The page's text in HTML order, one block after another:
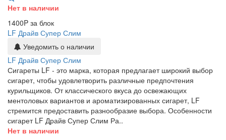
Нет в наличии
1400P за блок
LF Драйв Супер Слим
Уведомить о наличии
LF Драйв Супер Слим
Сигареты LF - это марка, которая предлагает широкий выбор
сигарет, чтобы удовлетворить различные предпочтения
курильщиков. От классического вкуса до освежающих
ментоловых вариантов и ароматизированных сигарет, LF
стремится предоставить разнообразие выбора. Особенности
сигарет LF Драйв Супер Слим Ра..
Нет в наличии